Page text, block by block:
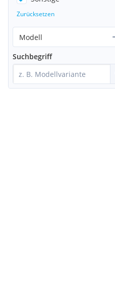
Zurücksetzen
Modell
Suchbegriff